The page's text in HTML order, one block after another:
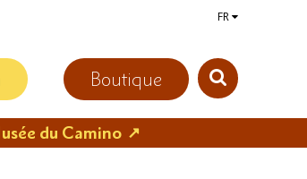
FR
Boutique
du Camino